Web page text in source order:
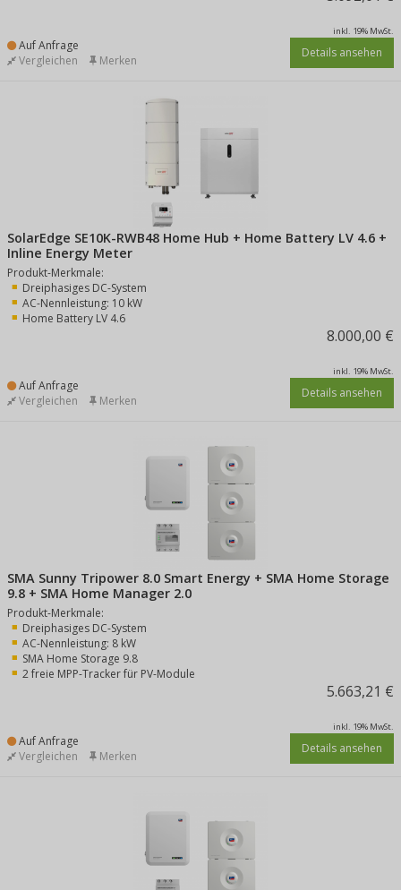
inkl. 19% MwSt.
Auf Anfrage Details ansehen
Vergleichen Merken
SolarEdge SE10K-RWB48 Home Hub + Home Battery LV 4.6 +
Inline Energy Meter
Produkt-Merkmale:
Dreiphasiges DC-System
AC-Nennleistung: 10 kW
Home Battery LV 4.6
8.000,00 €
inkl. 19% MwSt.
Auf Anfrage Details ansehen
Vergleichen Merken
SMA Sunny Tripower 8.0 Smart Energy + SMA Home Storage
9.8 + SMA Home Manager 2.0
Produkt-Merkmale:
Dreiphasiges DC-System
AC-Nennleistung: 8 kW
SMA Home Storage 9.8
2 freie MPP-Tracker für PV-Module
5.663,21 €
inkl. 19% MwSt.
Auf Anfrage Details ansehen
Vergleichen Merken